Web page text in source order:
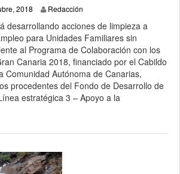
2018 19 octubre, 2018
Redacción
desarrollando acciones de limpieza a
para Unidades Familiares sin
al Programa de Colaboración con los
Canaria 2018, financiado por el Cabildo
Comunidad Autónoma de Canarias,
procedentes del Fondo de Desarrollo de
estratégica 3 – Apoyo a la